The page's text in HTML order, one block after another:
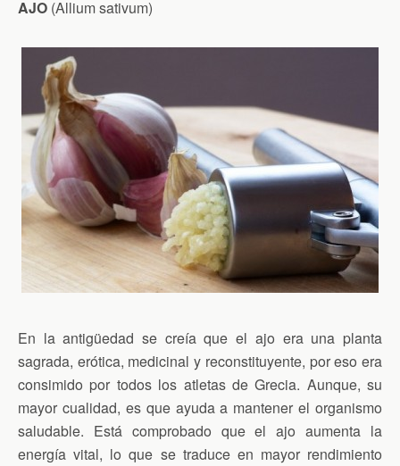
AJO (Allium sativum)
En la antigüedad se creía que el ajo era una planta
sagrada, erótica, medicinal y reconstituyente, por eso era
consimido por todos los atletas de Grecia. Aunque, su
mayor cualidad, es que ayuda a mantener el organismo
saludable. Está comprobado que el ajo aumenta la
energía vital, lo que se traduce en mayor rendimiento